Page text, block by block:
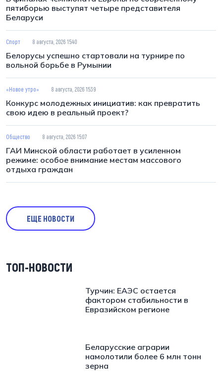
пятиборью выступят четыре представителя
Беларуси
Спорт 8 августа, 2026 15:40
Белорусы успешно стартовали на турнире по
вольной борьбе в Румынии
«Новое утро» 8 августа, 2026 15:39
Конкурс молодежных инициатив: как превратить
свою идею в реальный проект?
Общество 8 августа, 2026 15:07
ГАИ Минской области работает в усиленном
режиме: особое внимание местам массового
отдыха граждан
ЕЩЕ НОВОСТИ
ТОП-НОВОСТИ
Турчин: ЕАЭС остается
фактором стабильности в
Евразийском регионе
Беларусские аграрии
намолотили более 6 млн тонн
зерна